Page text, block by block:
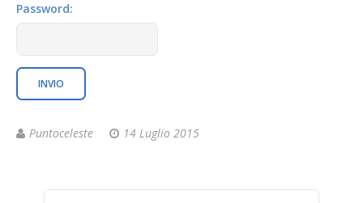
Password:
Puntoceleste 14 Luglio 2015